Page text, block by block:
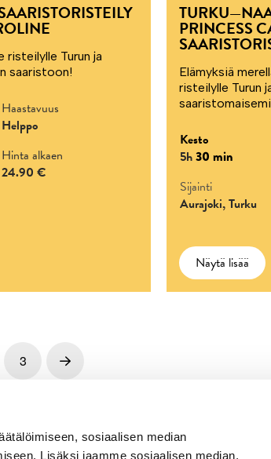
sosiaalisen median
Lisäksi jaamme sosiaalisen median,
risteilylle Turun ja
saaristoon!
Haastavuus
Helppo
Hinta alkaen
24.90 €
PRINCESS
Elämyksiä
risteilylle Turun
Kesto
5h30 min
Sijainti
Aurajoki, Turku
Näytä lisää
3 Next